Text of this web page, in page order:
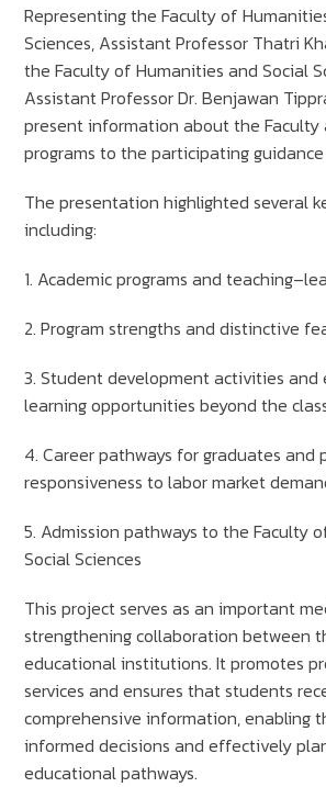
Representing the Faculty of
Sciences, Assistant Professor Thatri
the Faculty of Humanities and Social
Assistant Professor Dr. Benjawan
present information about the Faculty
programs to the participating guidance
The presentation highlighted several
including:
1. Academic programs and
2. Program strengths and distinctive
3. Student development activities and
learning opportunities beyond the
4. Career pathways for graduates and
responsiveness to labor market
5. Admission pathways to the Faculty
Social Sciences
This project serves as an important
strengthening collaboration between
educational institutions. It promotes
services and ensures that students
comprehensive information, enabling
informed decisions and effectively
educational pathways.